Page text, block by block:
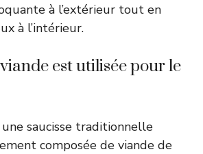
à l’extérieur tout en
à l’intérieur.
est utilisée pour le
saucisse traditionnelle
composée de viande de